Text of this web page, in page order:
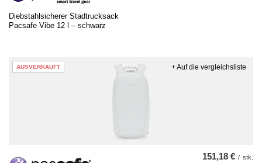
Diebstahlsicherer Stadtrucksack
Pacsafe Vibe 12 l – schwarz
AUSVERKAUFT
151,18 € / stk.
+ Auf die vergleichsliste